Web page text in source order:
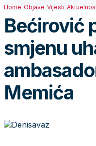
Home Objave Vijesti
Bećirović
smjenu
Memića